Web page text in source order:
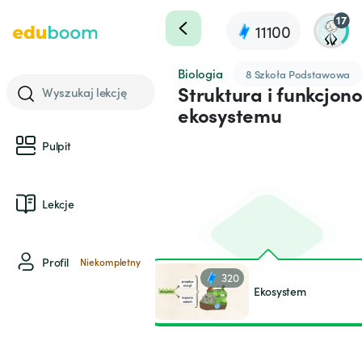
11100
17
Wyszukaj lekcję
Pulpit
Lekcje
Profil Niekompletny
Biologia 8 Szkoła Podstawowa
Struktura i
ekosystemu
320
Ekosystem